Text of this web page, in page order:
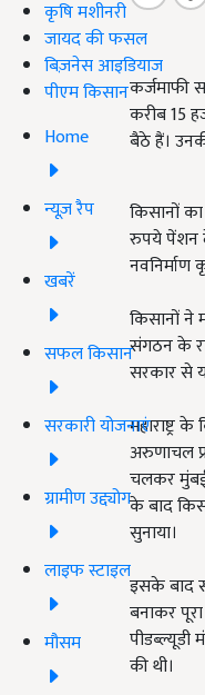
कृषि मशीनरी
जायद की फसल
बिज़नेस आइडियाज
पीएम किसान
Home
न्यूज़ रैप
खबरें
सफल किसान
सरकारी योजनाएं
ग्रामीण उद्द्योग
लाइफ स्टाइल
मौसम
कर्जमाफी
करीब 15
बैठे हैं।
किसानों
रुपये पेंशन
किसानों ने
संगठन के
सरकार से
अरुणाचल
चलकर मुंबई
के बाद
सुनाया।
इसके बाद
बनाकर
की थी।